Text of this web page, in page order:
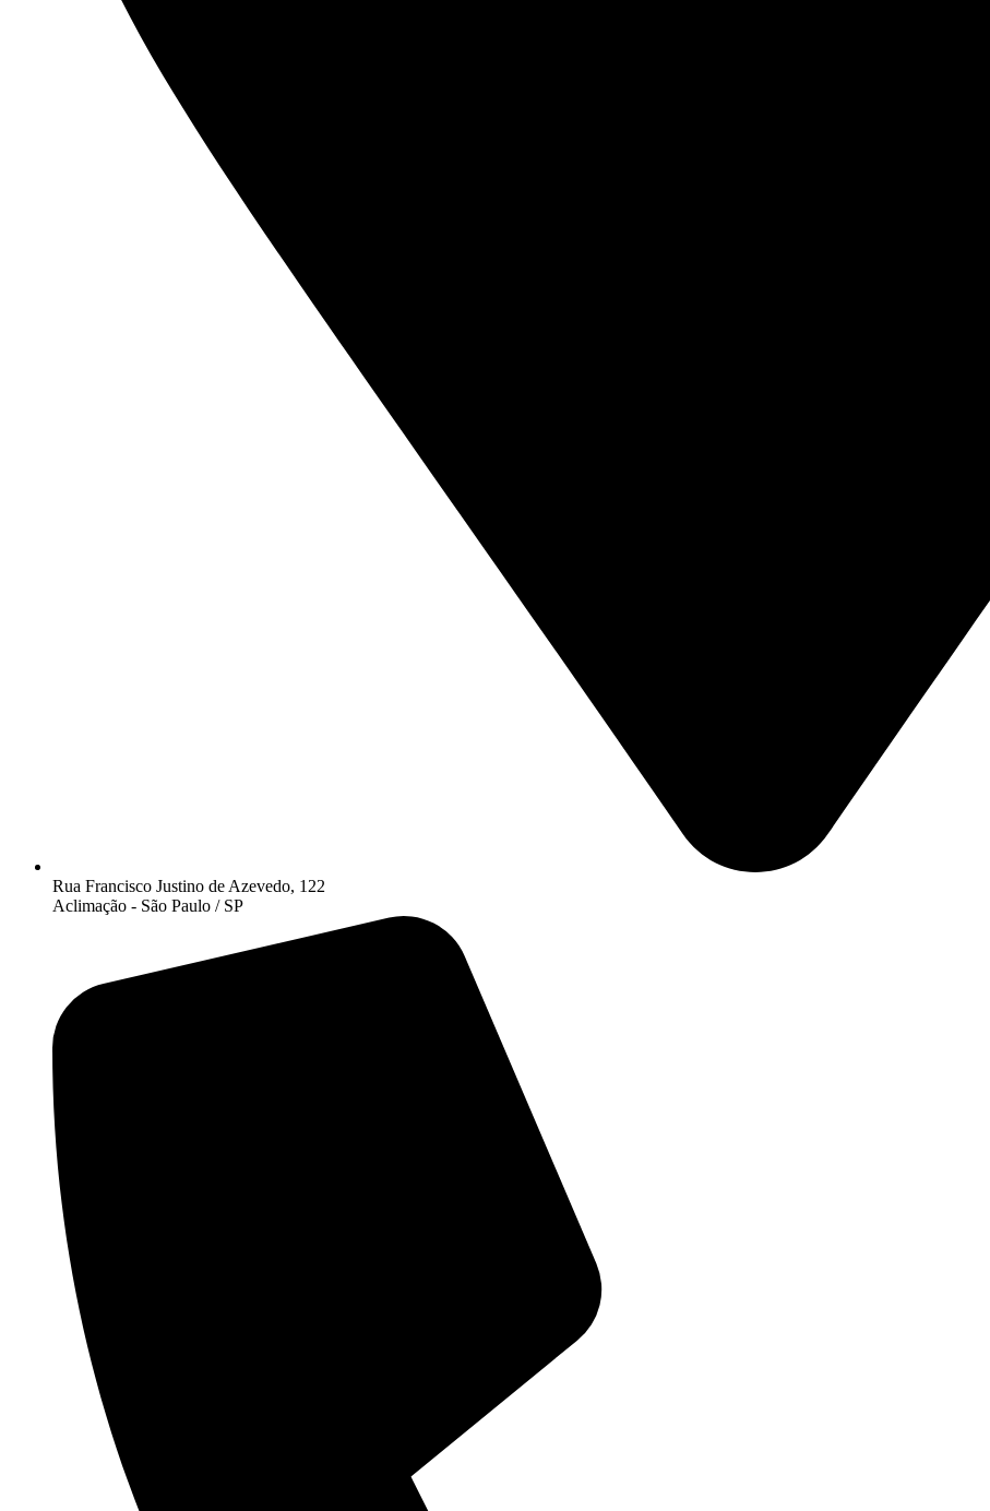
Rua Francisco Justino de Azevedo, 122
Aclimação - São Paulo / SP